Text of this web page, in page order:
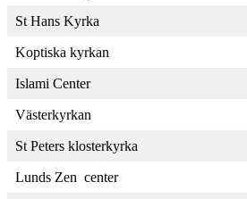
St Hans Kyrka
Koptiska kyrkan
Islami Center
Västerkyrkan
St Peters klosterkyrka
Lunds Zen center